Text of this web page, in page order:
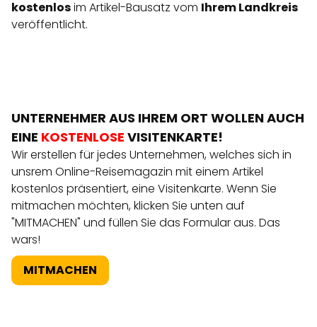
kostenlosim Artikel-Bausatz vom Ihrem Landkreis
veröffentlicht.
UNTERNEHMER AUS IHREM ORT WOLLEN AUCH
EINE KOSTENLOSE VISITENKARTE!
Wir erstellen für jedes Unternehmen, welches sich in
unsrem Online-Reisemagazin mit einem Artikel
kostenlos präsentiert, eine Visitenkarte. Wenn Sie
mitmachen möchten, klicken Sie unten auf
"MITMACHEN" und füllen Sie das Formular aus. Das
wars!
MITMACHEN